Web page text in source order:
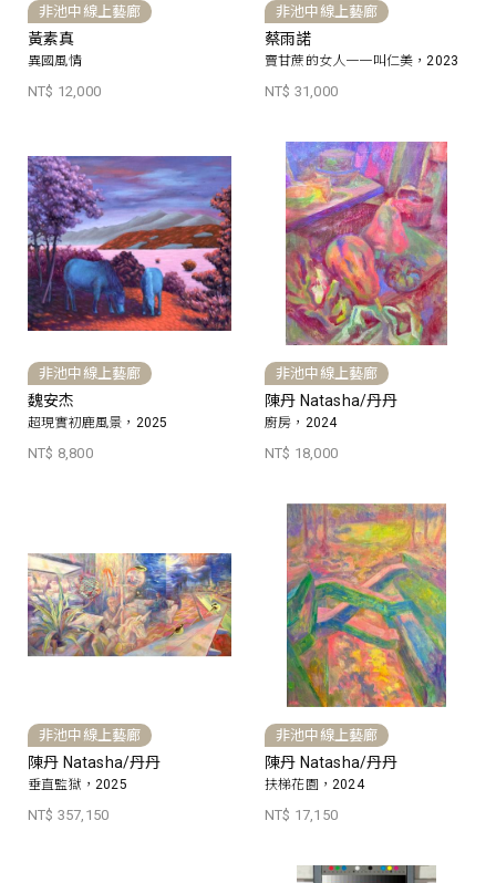
非池中線上藝廊
黃素真
異國風情
NT$ 12,000
非池中線上藝廊
蔡雨諾
賣甘蔗的女人一一叫仁美，2023
NT$ 31,000
非池中線上藝廊
魏安杰
超現實初鹿風景，2025
NT$ 8,800
非池中線上藝廊
陳丹 Natasha/丹丹
廚房，2024
NT$ 18,000
非池中線上藝廊
陳丹 Natasha/丹丹
垂直監獄，2025
NT$ 357,150
非池中線上藝廊
陳丹 Natasha/丹丹
扶梯花園，2024
NT$ 17,150